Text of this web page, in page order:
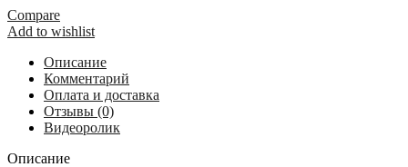
KRAUSE
MONTO
SePro
D
2х3
125804
Compare
Add to wishlist
Описание
Комментарий
Оплата и доставка
Отзывы (0)
Видеоролик
Описание